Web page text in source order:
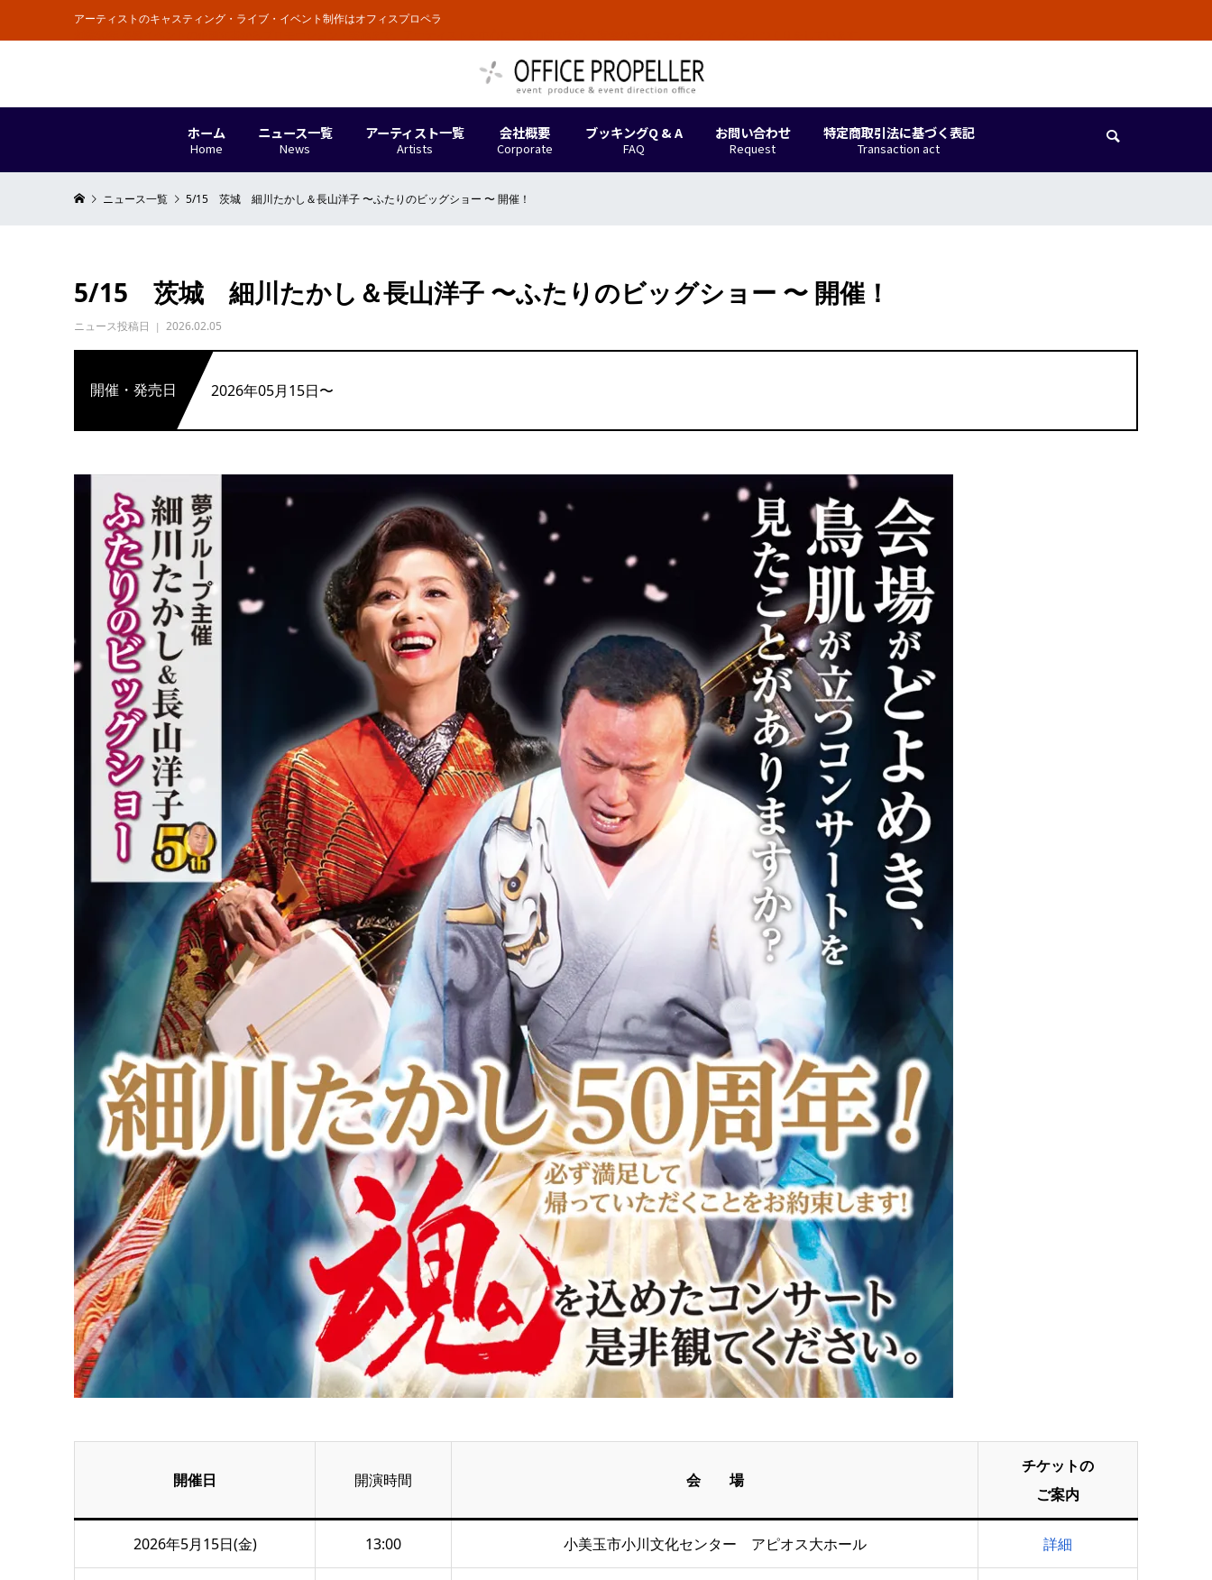
アーティストのキャスティング・ライブ・イベント制作はオフィスプロペラ
ホーム
Home
ニュース一覧
News
アーティスト一覧
Artists
会社概要
Corporate
ブッキングQ & A
FAQ
お問い合わせ
Request
特定商取引法に基づく表記
Transaction act

ニュース一覧 5/15 茨城 細川たかし＆長山洋子 〜ふたりのビッグショー 〜 開催！
5/15 茨城 細川たかし＆長山洋子 〜ふたりのビッグショー 〜 開催！
ニュース投稿日 2026.02.05
開催・発売日 2026年05月15日〜
開催日 開演時間 会 場
チケットの
ご案内
2026年5月15日(金) 13:00 小美玉市小川文化センター アピオス大ホール 詳細